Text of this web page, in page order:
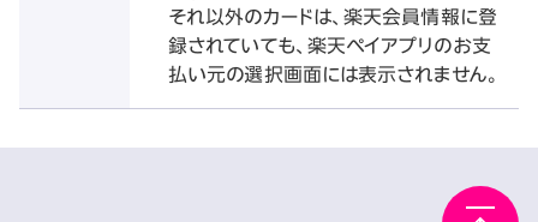
それ以外のカードは、楽天会員情報に登
録されていても、楽天ペイアプリのお支
払い元の選択画面には表示されません。